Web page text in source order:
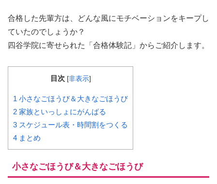
合格した先輩方は、どんな風にモチベーションをキープし
ていたのでしょうか？
四谷学院に寄せられた「合格体験記」からご紹介します。
目次 [非表示]
1 小さなごほうび＆大きなごほうび
2 家族といっしょにがんばる
3 スケジュール表・時間割をつくる
4 まとめ
小さなごほうび＆大きなごほうび